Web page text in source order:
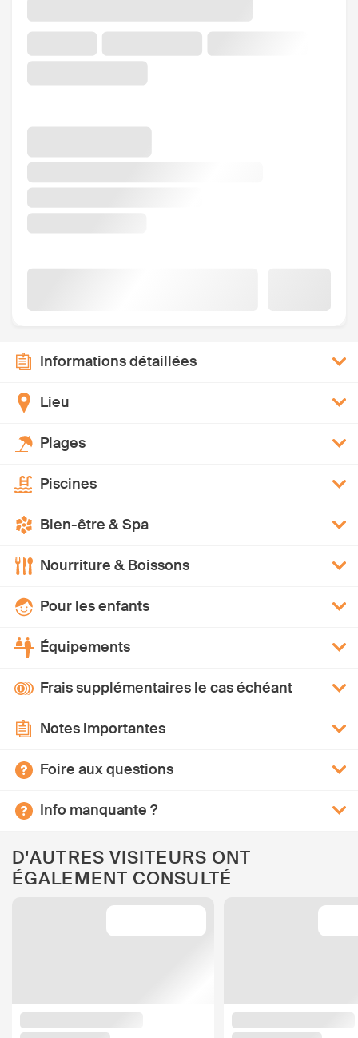
Informations détaillées
Lieu
Plages
Piscines
Bien-être & Spa
Nourriture & Boissons
Pour les enfants
Équipements
Frais supplémentaires le cas échéant
Notes importantes
Foire aux questions
Info manquante ?
D'AUTRES VISITEURS ONT
ÉGALEMENT CONSULTÉ